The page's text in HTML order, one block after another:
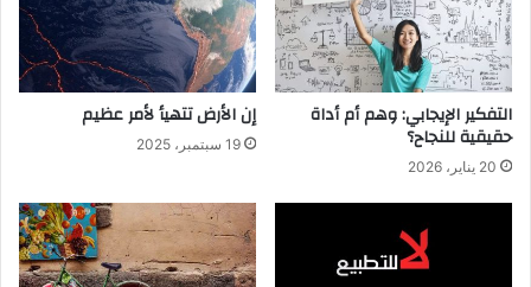
التفكير الإيجابي: وهم أم أداة
حقيقية للنجاح؟
20 يناير، 2026
إن الأرض تتهيأ لأمر عظيم
19 سبتمبر، 2025